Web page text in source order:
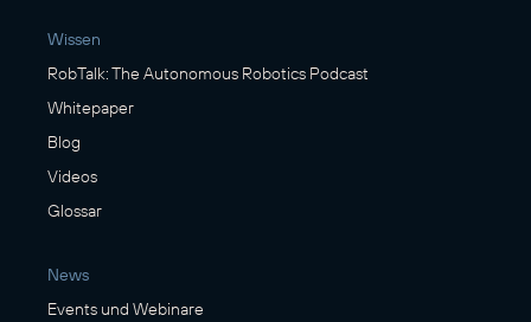
Wissen
RobTalk: The Autonomous Robotics Podcast
Whitepaper
Blog
Videos
Glossar
News
Events und Webinare